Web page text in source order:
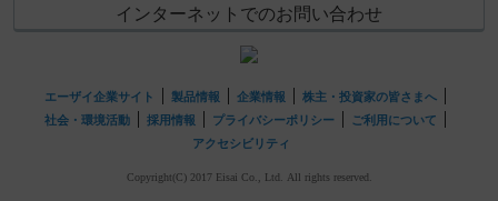
インターネットでのお問い合わせ
エーザイ企業サイト 製品情報 企業情報
株主・投資家の皆さまへ
社会・環境活動
採用情報 プライバシーポリシー
ご利用について
アクセシビリティ
Copyright(C) 2017 Eisai Co., Ltd. All rights reserved.